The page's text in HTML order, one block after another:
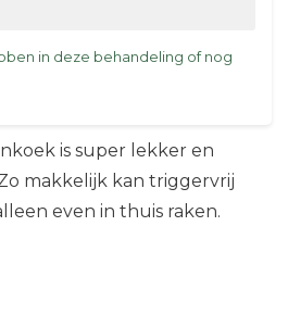
is super lekker en
makkelijk kan triggervrij
even in thuis raken.
in deze behandeling of nog